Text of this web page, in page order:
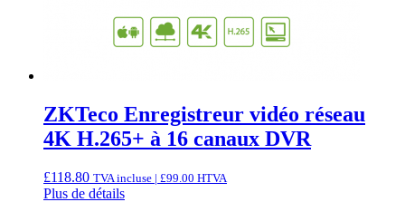
ZKTeco Enregistreur vidéo réseau
4K H.265+ à 16 canaux DVR
£118.80 TVA incluse | £99.00 HTVA
Plus de détails